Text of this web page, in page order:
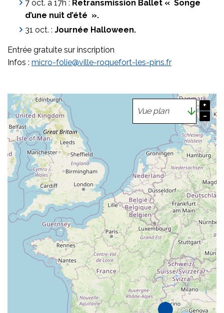
7 oct. à 17h : Retransmission Ballet « Songe
d’une nuit d’été ».
31 oct. : Journée Halloween.
Entrée gratuite sur inscription
Infos : micro-folie@ville-roquefort-les-pins.fr
+
−